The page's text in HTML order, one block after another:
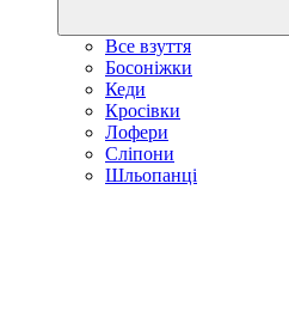
Все взуття
Босоніжки
Кеди
Кросівки
Лофери
Сліпони
Шльопанці